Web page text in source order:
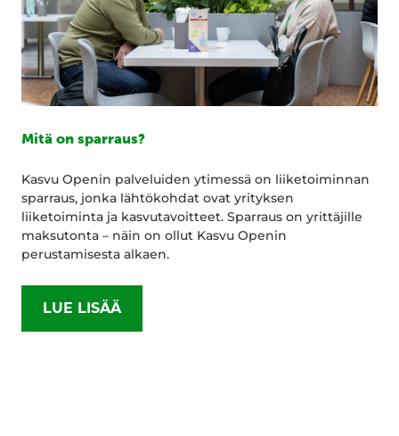
Mitä on sparraus?
Kasvu Openin palveluiden ytimessä on liiketoiminnan
sparraus, jonka lähtökohdat ovat yrityksen
liiketoiminta ja kasvutavoitteet. Sparraus on yrittäjille
maksutonta – näin on ollut Kasvu Openin
perustamisesta alkaen.
LUE LISÄÄ